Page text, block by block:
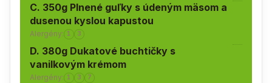
C. 350g Plnené guľky s údeným mäsom a
dusenou kyslou kapustou
Alergény: 1 3
D. 380g Dukatové buchtičky s
vanilkovým krémom
Alergény: 1 3 7